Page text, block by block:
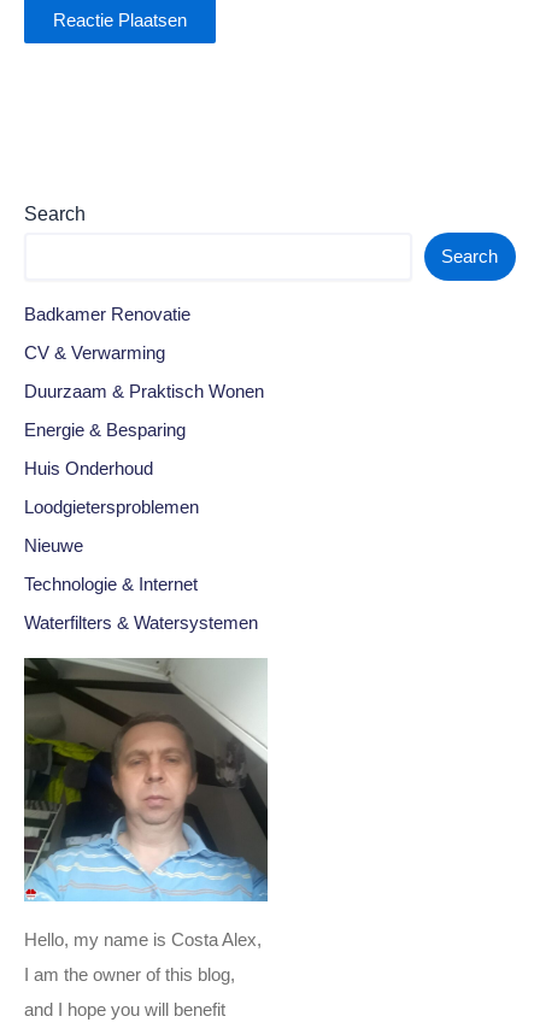
Search
Search
Badkamer Renovatie
CV & Verwarming
Duurzaam & Praktisch Wonen
Energie & Besparing
Huis Onderhoud
Loodgietersproblemen
Nieuwe
Technologie & Internet
Waterfilters & Watersystemen
Hello, my name is Costa Alex,
I am the owner of this blog,
and I hope you will benefit